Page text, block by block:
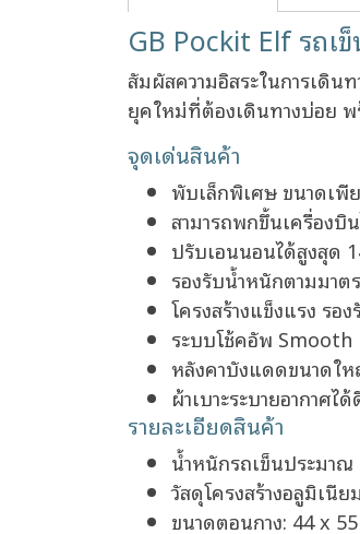
GB Pockit Elf รถเ
สัมผัสความอิสระในการเดิ
ยุคใหม่ที่ต้องเดินทางบ่อย
จุดเด่นสินค้า
พับเล็กพิเศษ ขนาดเ
สามารถพกขึ้นเครื่องบิ
ปรับเอนนอนได้สูงสุด
รองรับน้ำหนักตามมาต
โครงสร้างแข็งแรง รอ
ระบบโช้คอัพ
หลังคาบังแดดขนาดใ
ผ้าเบาะระบายอากาศไ
รายละเอียดสินค้า
น้ำหนักรถเข็นประมาณ
วัสดุโครงสร้างอลูมิเนี
ขนาดตอนกาง: 44 x